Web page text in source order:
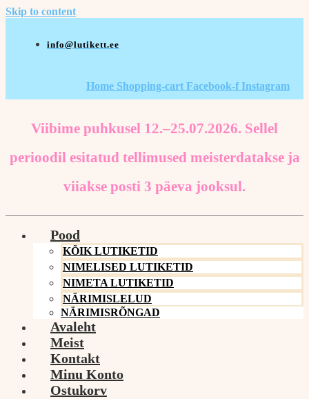
Skip to content
info@lutikett.ee
Home Shopping-cart Facebook-f Instagram
Viibime puhkusel 12.–25.07.2026. Sellel
perioodil esitatud tellimused meisterdatakse ja
viiakse posti 3 päeva jooksul.
Pood
KÕIK LUTIKETID
NIMELISED LUTIKETID
NIMETA LUTIKETID
NÄRIMISLELUD
NÄRIMISRÕNGAD
Avaleht
Meist
Kontakt
Minu Konto
Ostukorv